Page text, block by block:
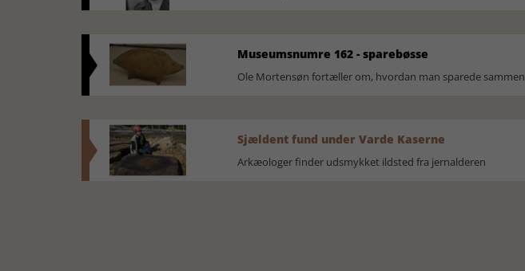
Museumsnumre 162 - sparebøsse
Ole Mortensøn fortæller om, hvordan man sparede sammen
Sjældent fund under Varde Kaserne
Arkæologer finder udsmykket ildsted fra jernalderen